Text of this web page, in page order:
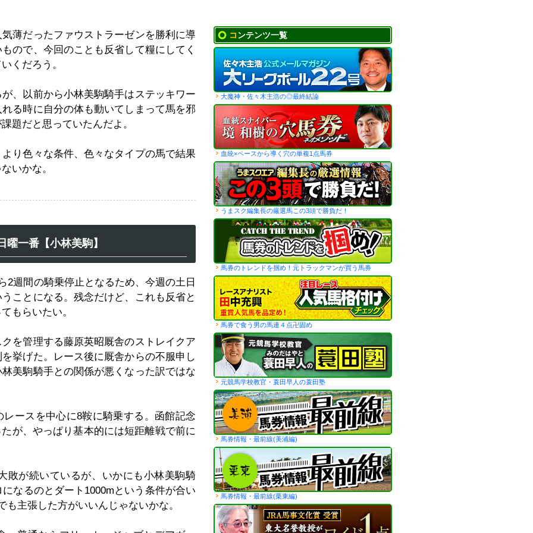
薄だったファウストラーゼンを勝利に導
ので、今回のことも反省して糧にしてく
くだろう。
、以前から小林美駒騎手はステッキワー
る時に自分の体も動いてしまって馬を邪
題だと思っていたんだよ。
り色々な条件、色々なタイプの馬で結果
いかな。
一番【小林美駒】
2週間の騎乗停止となるため、今週の土日
ことになる。残念だけど、これも反省と
もらいたい。
を管理する藤原英昭厩舎のストレイクア
挙げた。レース後に厩舎からの不服申し
美駒騎手との関係が悪くなった訳ではな
ースを中心に8鞍に騎乗する。函館記念
が、やっぱり基本的には短距離戦で前に
敗が続いているが、いかにも小林美駒騎
なるのとダート1000mという条件が合い
も主張した方がいいんじゃないかな。
コンテンツ一覧
大魔神・佐々木主浩の◎最終結論
血統×ペースから導く穴の単複1点馬券
うまスク編集長の厳選馬この3頭で勝負だ！
馬券のトレンドを掴め！元トラックマンが買う馬券
馬券で食う男の馬連４点卍固め
元競馬学校教官・蓑田早人の蓑田塾
馬券情報・最前線(美浦編)
馬券情報・最前線(栗東編)